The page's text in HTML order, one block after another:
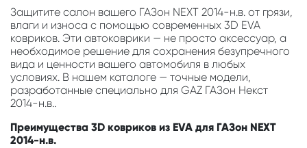
Защитите салон вашего ГАЗон NEXT 2014-н.в. от грязи,
влаги и износа с помощью современных 3D EVA
ковриков. Эти автоковрики — не просто аксессуар, а
необходимое решение для сохранения безупречного
вида и ценности вашего автомобиля в любых
условиях. В нашем каталоге — точные модели,
разработанные специально для GAZ ГАЗон Некст
2014-н.в..
Преимущества 3D ковриков из EVA для ГАЗон NEXT
2014-н.в.